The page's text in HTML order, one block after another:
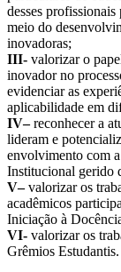
desses
meio do
inovadoras;
III- valorizar o
inovador no
evidenciar as
aplicabilidade em
IV–reconhecer a
lideram e
envolvimento com
Institucional gerido
V–valorizar os
acadêmicos
Iniciação à
VI- valorizar os
Grêmios Estudantis.